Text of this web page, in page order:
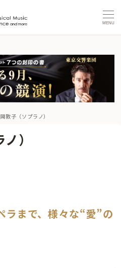
MENU
敦子（ソプラノ）
）
ラまで、様々な“愛”の